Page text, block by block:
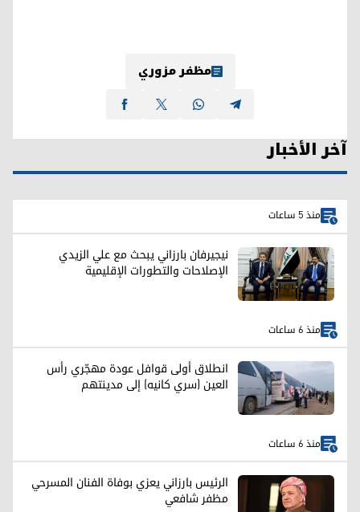
مظفر مزوري
آخر الأخبار
منذ 5 ساعات
نيجيرفان بارزاني يبحث مع علي الزيدي
الإصلاحات والتطورات الإقليمية
منذ 6 ساعات
انطلاق أولى قوافل عودة مهجّري رأس
العين (سري كانيه) إلى مدينتهم
منذ 6 ساعات
الرئيس بارزاني يعزي بوفاة الفنان المسرحي
مظفر شافعي